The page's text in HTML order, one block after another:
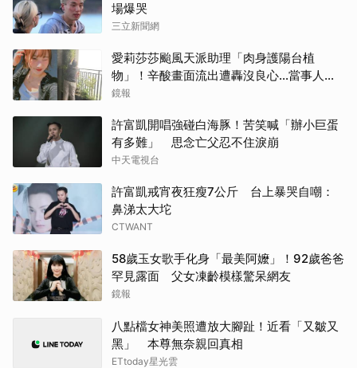
場爆哭
三立新聞網
愛莉莎莎颱風天派助理「肉身護陽台植
物」！辛酸畫面流出遭轟沒良心...當事人澄
清了
鏡報
許富凱開唱強碰白海豚！苦笑喊「辦小巨蛋
有多難」 思念亡父忍不住淚崩
中天電視台
許富凱戒宵夜狂瘦7公斤 台上暴哭自嘲：
鼻涕太大坨
CTWANT
58歲玉女歌手化身「最美阿嬤」！92歲爸爸
罕見露面 父女凍齡模樣驚呆網友
鏡報
八點檔女神美照遭放大腳趾！近看「又皺又
黑」 本尊無奈親回真相
ETtoday星光雲